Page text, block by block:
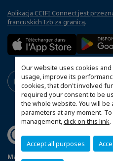
Our website uses cookies
usage, improve its
cookies, that don't involved
required your consent to be
the whole website. You will
parameters at any moment.
management,click on this link.
Accept all purposes
Aplikacja CCIFI Connect jest
francuskich Izb za granicą.
Mapa witryny